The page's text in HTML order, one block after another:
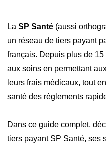
La SP Santé (aussi
un réseau de tiers payant
français. Depuis plus de
aux soins en permettant
leurs frais médicaux, tout
santé des règlements
Dans ce guide complet,
tiers payant SP Santé, ses